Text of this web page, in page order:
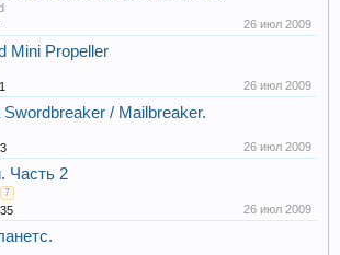
26 июл 2009
Mini Propeller
26 июл 2009
Swordbreaker / Mailbreaker.
26 июл 2009
Часть 2
7
26 июл 2009